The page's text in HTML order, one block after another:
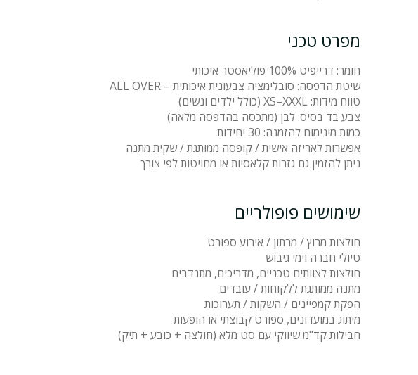
מפרט טכני
חומר: דרייפיט 100% פוליאסטר איכותי
שיטת הדפסה: סובלימציה צבעונית איכותית – ALL OVER
טווח מידות: XS–XXXL (כולל ילדים ונשים)
צבע בד בסיס: לבן (מתכסה בהדפסה מלאה)
כמות מינימום להזמנה: 30 יחידות
אפשרות לאריזה אישית / קופסה ממותגת / שקית מתנה
ניתן להזמין גם גזרות קלאסיות או מחויטות לפי צורך
שימושים פופולריים
חולצות מרוץ / מרתון / אירוע ספורט
טיולי חברה וימי גיבוש
חולצות לצוותים טכניים, מדריכים, מתנדבים
מתנה ממותגת ללקוחות / עובדים
הפקת קמפיינים / השקות / תערוכות
מיתוג במועדונים, ספורט קבוצתי או הופעות
חבילות קד"מ שיווקי עם סט מלא (חולצה + כובע + תיק)